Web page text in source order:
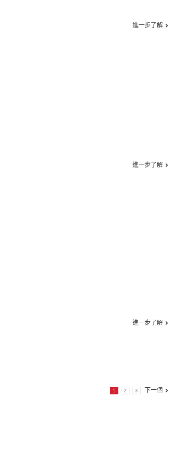
進一步了解
進一步了解
進一步了解
1 2 3 下一個